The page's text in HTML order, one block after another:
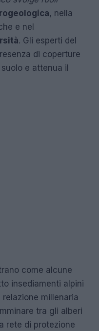
, nella
e nel
. Gli esperti del
di coperture
e attenua il
come alcune
insediamenti alpini
millenaria
tra gli alberi
rete di protezione